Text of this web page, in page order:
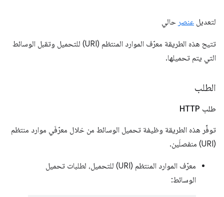
لتعديل عنصر حالي
تتيح هذه الطريقة معرّف الموارد المنتظم (URI) للتحميل وتقبل الوسائط
التي يتم تحميلها.
الطلب
طلب HTTP
توفِّر هذه الطريقة وظيفة تحميل الوسائط من خلال معرّفَي موارد منتظم
(URI) منفصلَين.
معرّف الموارد المنتظم (URI) للتحميل، لطلبات تحميل
الوسائط: